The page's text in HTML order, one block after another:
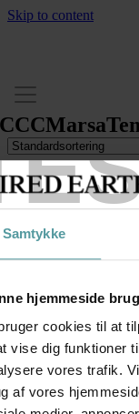
Samtykke
hjemmeside
cookies til at
vise dig funktioner
vores trafik.
af vores
Skip to content
for:
Temple
Kronprinsessegade
1306 København K
Telefon:
+45 33 93
E-mail: